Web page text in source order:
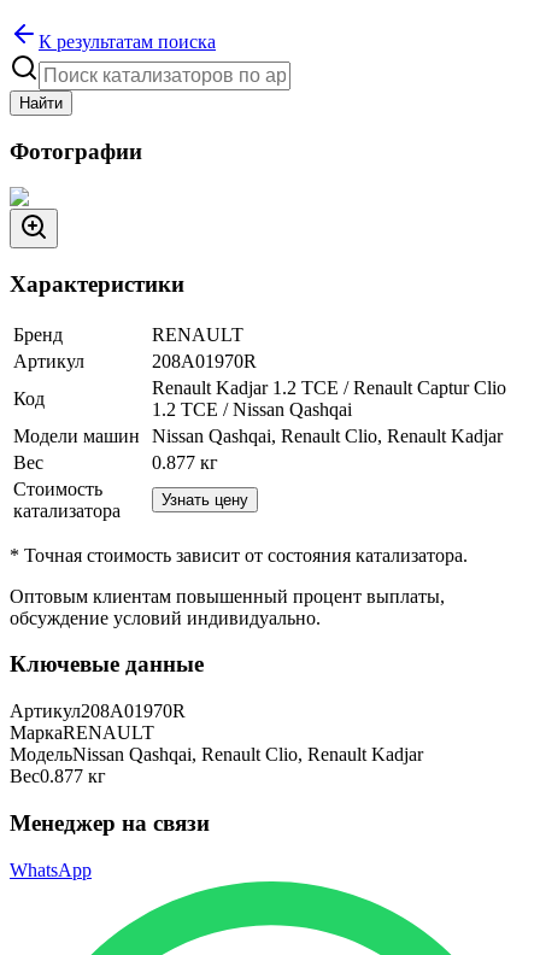
К результатам поиска
Найти
Фотографии
Характеристики
Бренд
RENAULT
Артикул
208A01970R
Код
Renault Kadjar 1.2 TCE / Renault Captur Clio
1.2 TCE / Nissan Qashqai
Модели машин
Nissan Qashqai, Renault Clio, Renault Kadjar
Вес
0.877 кг
Стоимость
катализатора
Узнать цену
* Точная стоимость зависит от состояния катализатора.
Оптовым клиентам повышенный процент выплаты,
обсуждение условий индивидуально.
Ключевые данные
Артикул208A01970R
МаркаRENAULT
МодельNissan Qashqai, Renault Clio, Renault Kadjar
Вес0.877 кг
Менеджер на связи
WhatsApp